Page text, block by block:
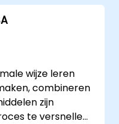
kunnen
personen.
wijze leren
combineren
zijn
te versnellen;